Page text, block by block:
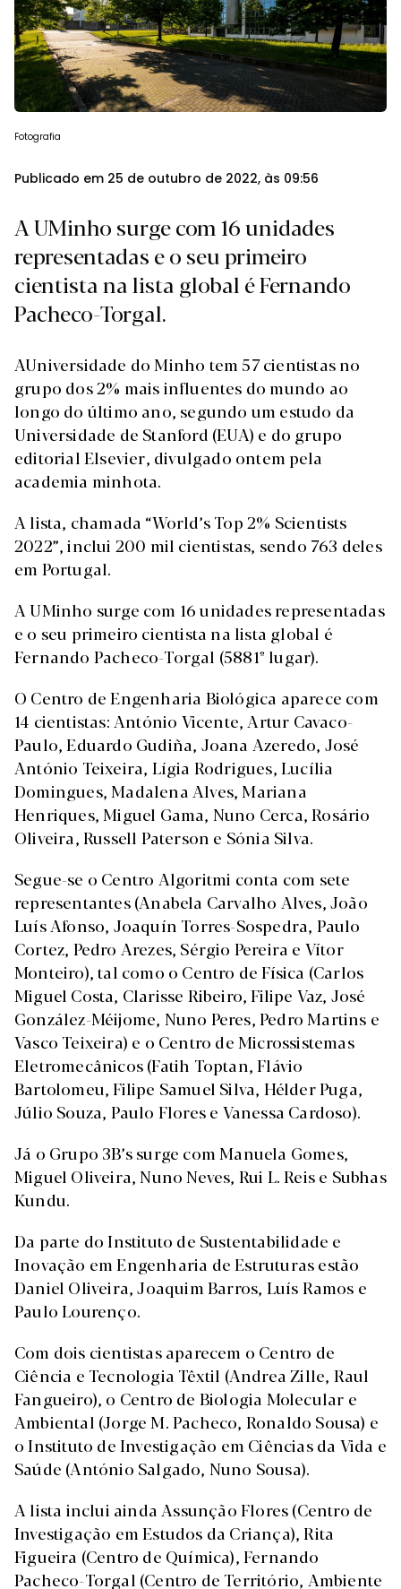
Fotografia
Publicado em 25 de outubro de 2022, às 09:56
A UMinho surge com 16 unidades
representadas e o seu primeiro
cientista na lista global é Fernando
Pacheco-Torgal.
AUniversidade do Minho tem 57 cientistas no
grupo dos 2% mais influentes do mundo ao
longo do último ano, segundo um estudo da
Universidade de Stanford (EUA) e do grupo
editorial Elsevier, divulgado ontem pela
academia minhota.
A lista, chamada “World’s Top 2% Scientists
2022”, inclui 200 mil cientistas, sendo 763 deles
em Portugal.
A UMinho surge com 16 unidades representadas
e o seu primeiro cientista na lista global é
Fernando Pacheco-Torgal (5881º lugar).
O Centro de Engenharia Biológica aparece com
14 cientistas: António Vicente, Artur Cavaco-
Paulo, Eduardo Gudiña, Joana Azeredo, José
António Teixeira, Lígia Rodrigues, Lucília
Domingues, Madalena Alves, Mariana
Henriques, Miguel Gama, Nuno Cerca, Rosário
Oliveira, Russell Paterson e Sónia Silva.
Segue-se o Centro Algoritmi conta com sete
representantes (Anabela Carvalho Alves, João
Luís Afonso, Joaquín Torres-Sospedra, Paulo
Cortez, Pedro Arezes, Sérgio Pereira e Vítor
Monteiro), tal como o Centro de Física (Carlos
Miguel Costa, Clarisse Ribeiro, Filipe Vaz, José
González-Méijome, Nuno Peres, Pedro Martins e
Vasco Teixeira) e o Centro de Microssistemas
Eletromecânicos (Fatih Toptan, Flávio
Bartolomeu, Filipe Samuel Silva, Hélder Puga,
Júlio Souza, Paulo Flores e Vanessa Cardoso).
Já o Grupo 3B’s surge com Manuela Gomes,
Miguel Oliveira, Nuno Neves, Rui L. Reis e Subhas
Kundu.
Da parte do Instituto de Sustentabilidade e
Inovação em Engenharia de Estruturas estão
Daniel Oliveira, Joaquim Barros, Luís Ramos e
Paulo Lourenço.
Com dois cientistas aparecem o Centro de
Ciência e Tecnologia Têxtil (Andrea Zille, Raul
Fangueiro), o Centro de Biologia Molecular e
Ambiental (Jorge M. Pacheco, Ronaldo Sousa) e
o Instituto de Investigação em Ciências da Vida e
Saúde (António Salgado, Nuno Sousa).
A lista inclui ainda Assunção Flores (Centro de
Investigação em Estudos da Criança), Rita
Figueira (Centro de Química), Fernando
Pacheco-Torgal (Centro de Território, Ambiente